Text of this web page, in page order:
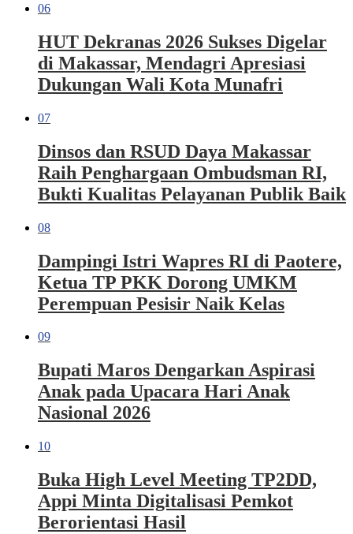
06
HUT Dekranas 2026 Sukses Digelar
di Makassar, Mendagri Apresiasi
Dukungan Wali Kota Munafri
07
Dinsos dan RSUD Daya Makassar
Raih Penghargaan Ombudsman RI,
Bukti Kualitas Pelayanan Publik Baik
08
Dampingi Istri Wapres RI di Paotere,
Ketua TP PKK Dorong UMKM
Perempuan Pesisir Naik Kelas
09
Bupati Maros Dengarkan Aspirasi
Anak pada Upacara Hari Anak
Nasional 2026
10
Buka High Level Meeting TP2DD,
Appi Minta Digitalisasi Pemkot
Berorientasi Hasil